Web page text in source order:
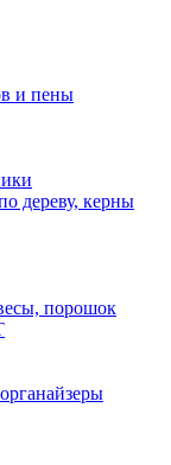
и пены
дереву, керны
порошок